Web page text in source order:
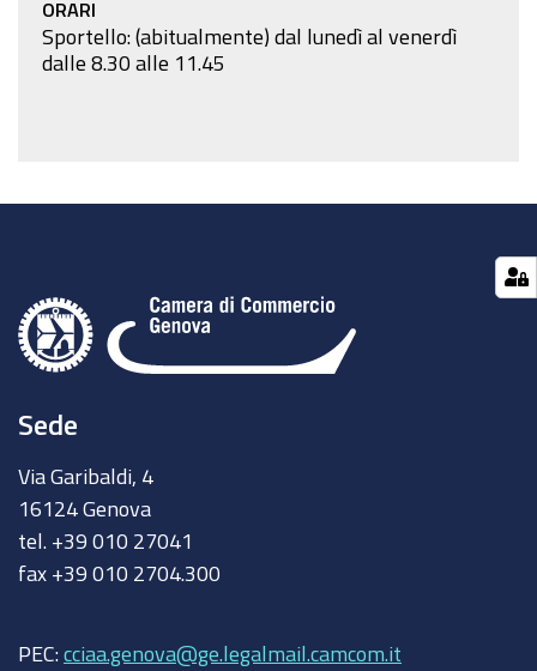
ORARI
Sportello: (abitualmente) dal lunedì al venerdì
dalle 8.30 alle 11.45
Sede
Via Garibaldi, 4
16124 Genova
tel. +39 010 27041
fax +39 010 2704.300
PEC: cciaa.genova@ge.legalmail.camcom.it